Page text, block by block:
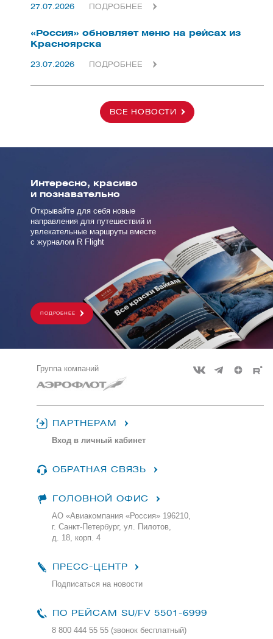
27.07.2026 ПОДРОБНЕЕ
«Россия» обновляет меню на рейсах из
Красноярска
23.07.2026 ПОДРОБНЕЕ
ВСЕ НОВОСТИ
Интересно, красиво
и познавательно
Открывайте для себя новые
направления для путешествий и
увлекательные маршруты вместе
с журналом R Flight
ПОДРОБНЕЕ
Группа компаний
ПАРТНЕРАМ
Вход в личный кабинет
ОБРАТНАЯ СВЯЗЬ
ГОЛОВНОЙ ОФИС
АО «Авиакомпания «Россия» 196210,
г. Санкт-Петербург, ул. Пилотов,
д. 18, корп. 4
ПРЕСС-ЦЕНТР
Подписаться на новости
ПО РЕЙСАМ SU/FV 5501-6999
8 800 444 55 55 (звонок бесплатный)